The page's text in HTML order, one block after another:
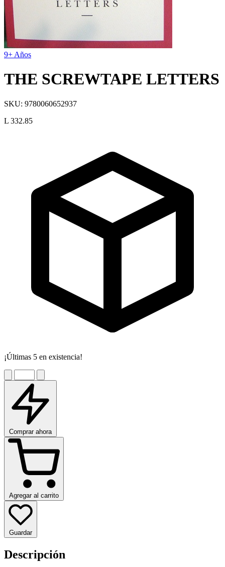
9+ Años
THE SCREWTAPE LETTERS
SKU: 9780060652937
L 332.85
¡Últimas 5 en existencia!
Comprar ahora
Agregar al carrito
Guardar
Descripción